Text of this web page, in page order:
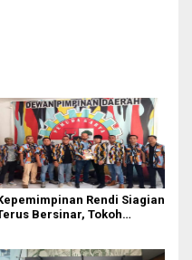
Rendi Siagian
Bersinar, Tokoh